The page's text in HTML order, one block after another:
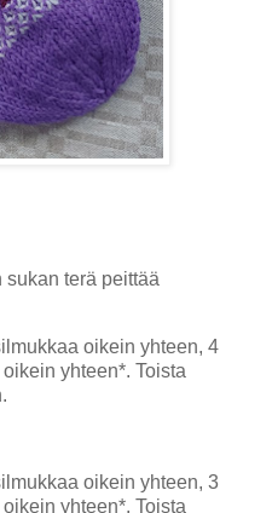
terä peittää
oikein yhteen, 4
yhteen*. Toista
oikein yhteen, 3
yhteen*. Toista